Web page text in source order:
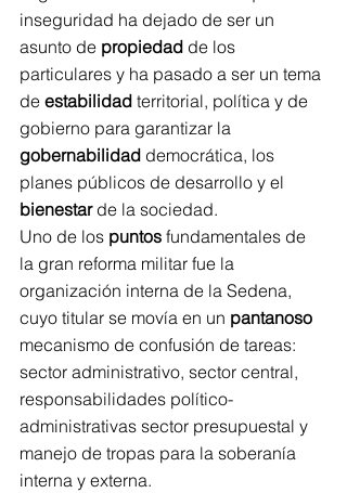
inseguridad ha dejado de ser un
asunto de propiedad de los
particulares y ha pasado a ser un tema
de estabilidad territorial, política y de
gobierno para garantizar la
gobernabilidad democrática, los
planes públicos de desarrollo y el
bienestar de la sociedad.
Uno de los puntos fundamentales de
la gran reforma militar fue la
organización interna de la Sedena,
cuyo titular se movía en un pantanoso
mecanismo de confusión de tareas:
sector administrativo, sector central,
responsabilidades político-
administrativas sector presupuestal y
manejo de tropas para la soberanía
interna y externa.